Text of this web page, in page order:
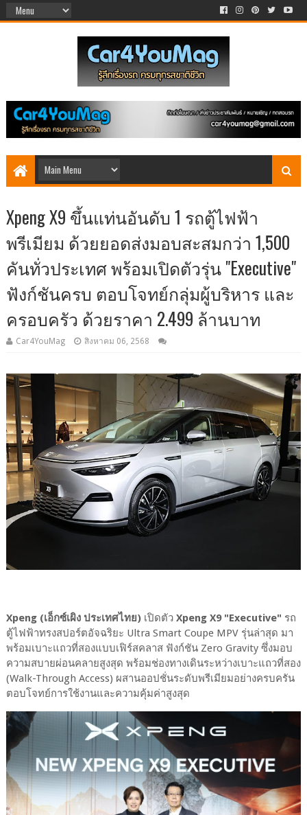
Xpeng X9 ขึ้นแท่นอันดับ 1 รถตู้ไฟฟ้า
พรีเมียม ด้วยยอดส่งมอบสะสมกว่า 1,500
คันทั่วประเทศ พร้อมเปิดตัวรุ่น "Executive"
ฟังก์ชันครบ ตอบโจทย์กลุ่มผู้บริหาร และ
ครอบครัว ด้วยราคา 2.499 ล้านบาท
Car4YouMag สิงหาคม 06, 2568
Xpeng (เอ็กซ์เผิง ประเทศไทย)เปิดตัว Xpeng X9 "Executive" รถ
ตู้ไฟฟ้าทรงสปอร์ตอัจฉริยะ Ultra Smart Coupe MPV รุ่นล่าสุด มา
พร้อมเบาะแถวที่สองแบบเฟิร์สคลาส ฟังก์ชัน Zero Gravity ซึ่งมอบ
ความสบายผ่อนคลายสูงสุด พร้อมช่องทางเดินระหว่างเบาะแถวที่สอง
(Walk-Through Access) ผสานออปชั่นระดับพรีเมียมอย่างครบครัน
ตอบโจทย์การใช้งานและความคุ้มค่าสูงสุด